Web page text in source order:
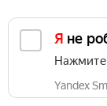
Я не
Yandex